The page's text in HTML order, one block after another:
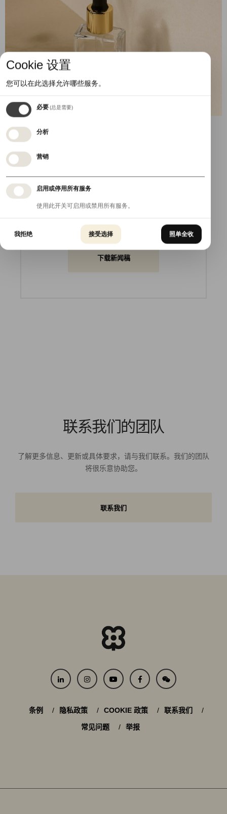
下载此新闻稿
下载新闻稿
联系我们的团队
了解更多信息、更新或具体要求，请与我们联系。我们的团队
将很乐意协助您。
联系我们
条例 隐私政策 COOKIE 政策 联系我们
常见问题 举报
Cookie 设置
您可以在此选择允许哪些服务。
必要(总是需要)
分析
营销
启用或停用所有服务
使用此开关可启用或禁用所有服务。
我拒绝 接受选择 照单全收